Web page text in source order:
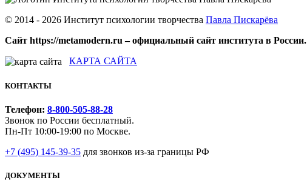
© 2014 - 2026 Институт психологии творчества Павла Пискарёва
Сайт https://metamodern.ru – официальный сайт института в России.
КАРТА САЙТА
КОНТАКТЫ
Телефон: 8-800-505-88-28
Звонок по России бесплатный.
Пн-Пт 10:00-19:00 по Москве.
+7 (495) 145-39-35 для звонков из-за границы РФ
ДОКУМЕНТЫ